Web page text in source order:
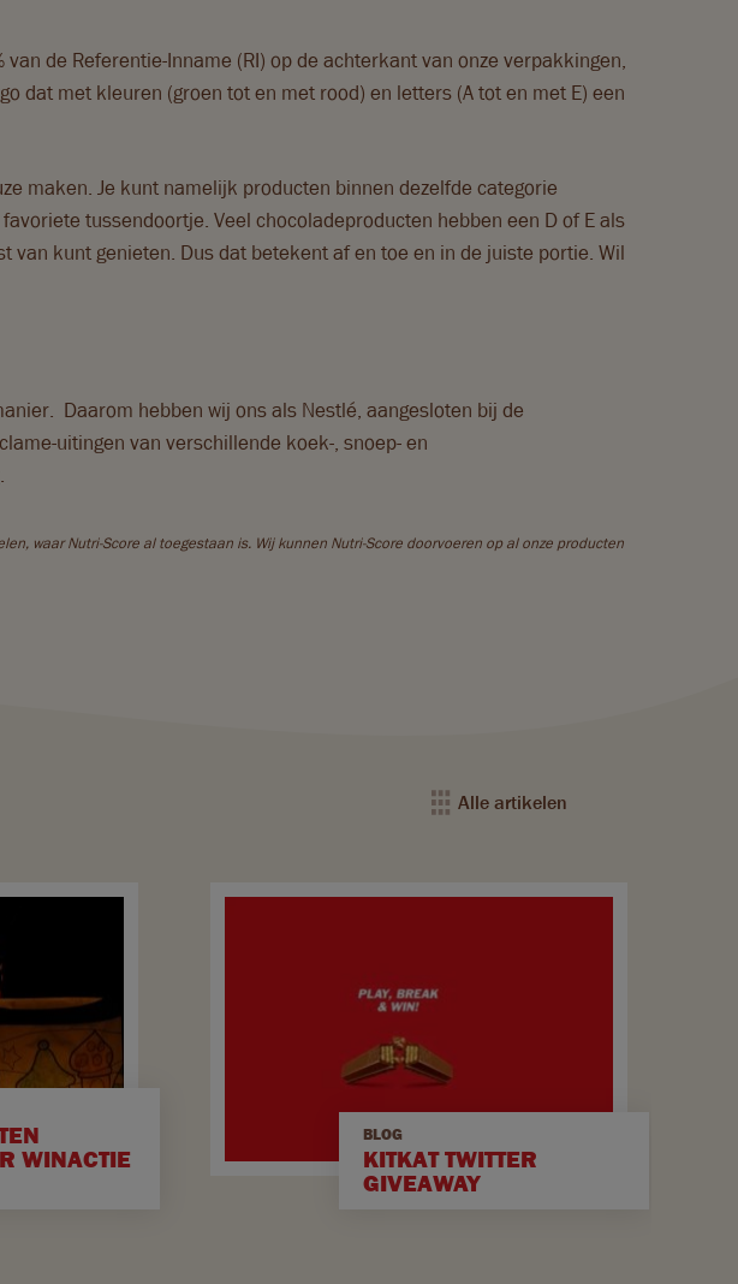
de Referentie-Inname (RI) op de achterkant van onze verpakkingen,
dat met kleuren (groen tot en met rood) en letters (A tot en met E) een
maken. Je kunt namelijk producten binnen dezelfde categorie
tussendoortje. Veel chocoladeproducten hebben een D of E als
kunt genieten. Dus dat betekent af en toe en in de juiste portie. Wil
Daarom hebben wij ons als Nestlé, aangesloten bij de
uitingen van verschillende koek-, snoep- en
.
waar Nutri-Score al toegestaan is. Wij kunnen Nutri-Score doorvoeren op al onze producten
Alle artikelen
WINACTIE
BLOG
KITKAT TWITTER
GIVEAWAY